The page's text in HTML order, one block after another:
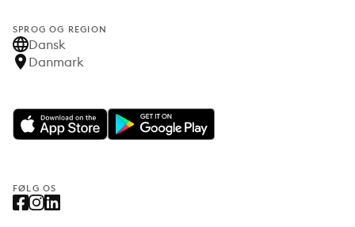
SPROG OG REGION
Dansk
Danmark
FØLG OS